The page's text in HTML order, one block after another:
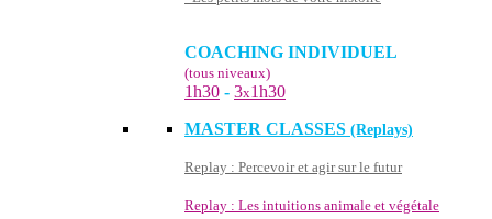
COACHING INDIVIDUEL
(tous niveaux)
1h30 - 3x1h30
MASTER CLASSES (Replays)
Replay : Percevoir et agir sur le futur
Replay : Les intuitions animale et végétale